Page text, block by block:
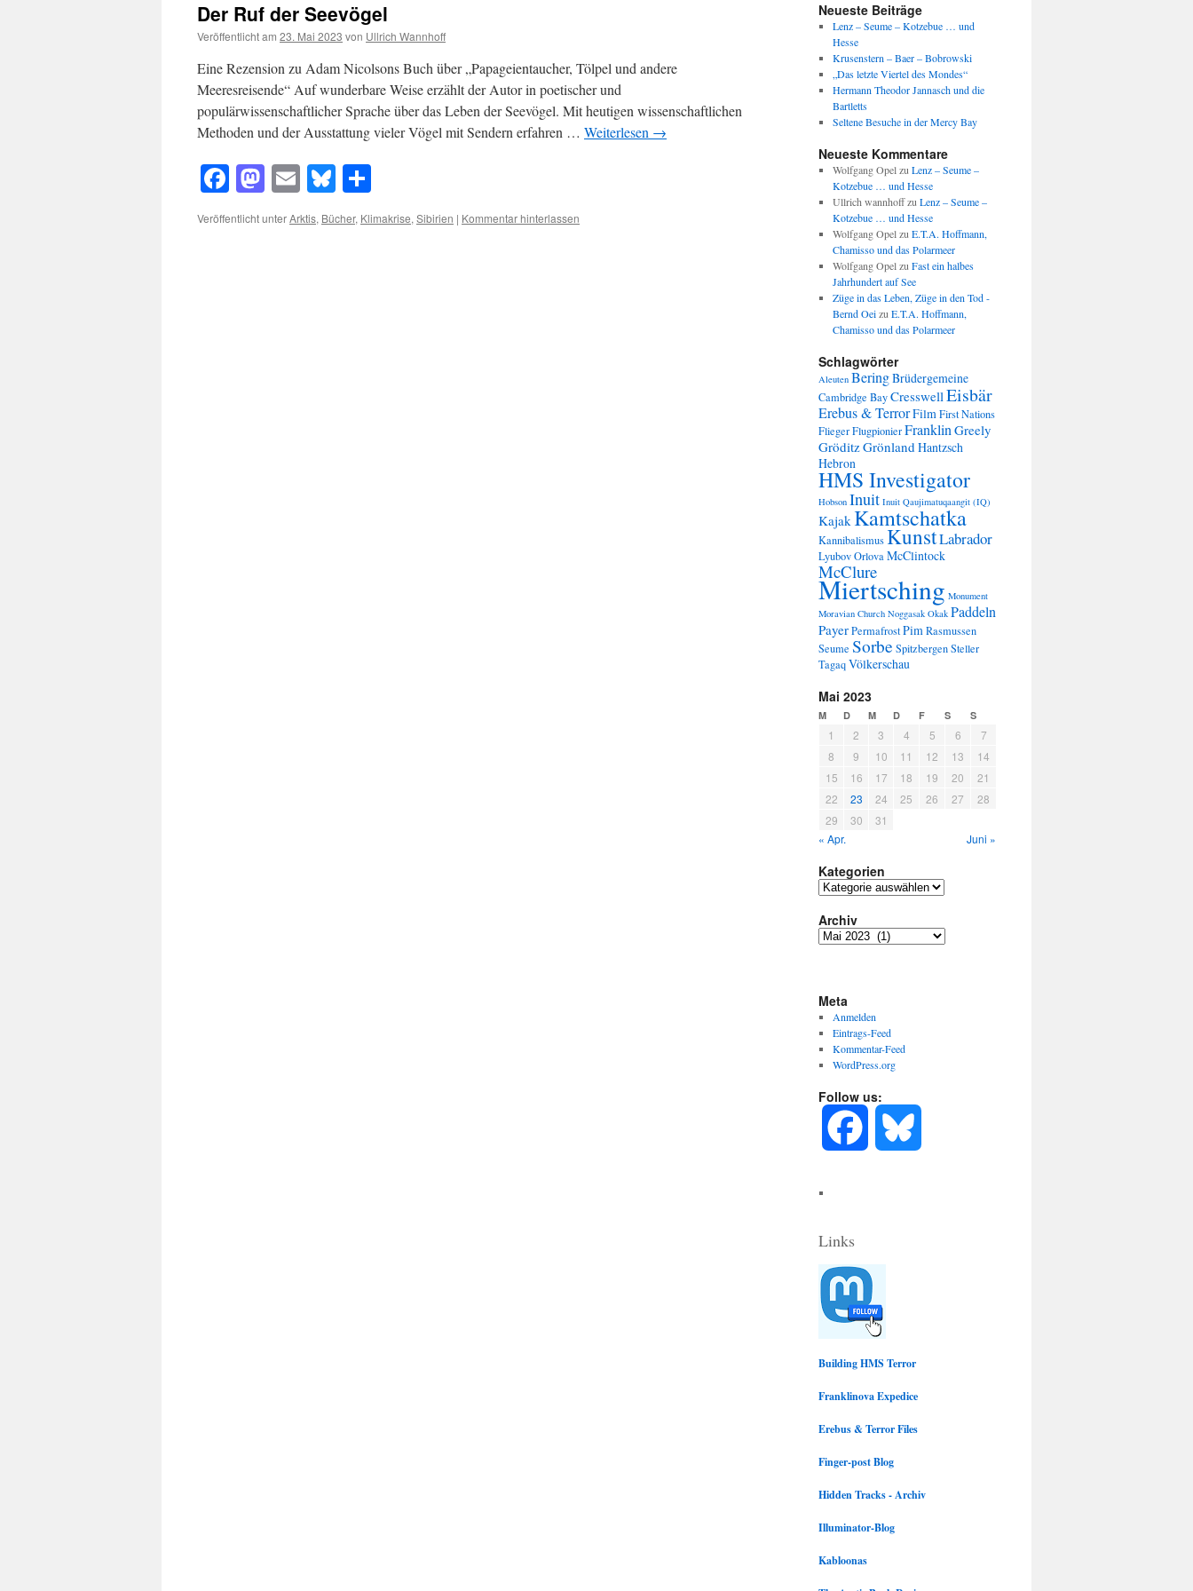
Der Ruf der Seevögel
Veröffentlicht am 23. Mai 2023 von Ullrich Wannhoff
Eine Rezension zu Adam Nicolsons Buch über „Papageientaucher, Tölpel und andere
Meeresreisende“ Auf wunderbare Weise erzählt der Autor in poetischer und
populärwissenschaftlicher Sprache über das Leben der Seevögel. Mit heutigen wissenschaftlichen
Methoden und der Ausstattung vieler Vögel mit Sendern erfahren … Weiterlesen →
Facebook
Mastodon
EmailBluesky
Veröffentlicht unterArktis, Bücher, Klimakrise,Sibirien | Kommentar hinterlassen
Neueste Beiträge
Lenz – Seume – Kotzebue … und
Hesse
Krusenstern – Baer – Bobrowski
„Das letzte Viertel des Mondes“
Hermann Theodor Jannasch und die
Bartletts
Seltene Besuche in der Mercy Bay
Neueste Kommentare
Wolfgang Opelzu Lenz – Seume –
Kotzebue … und Hesse
Ullrich wannhoffzu Lenz – Seume –
Kotzebue … und Hesse
Wolfgang Opelzu E.T.A. Hoffmann,
Chamisso und das Polarmeer
Wolfgang Opelzu Fast ein halbes
Jahrhundert auf See
Züge in das Leben, Züge in den Tod -
Bernd Oeizu E.T.A. Hoffmann,
Chamisso und das Polarmeer
Schlagwörter
Aleuten BeringBrüdergemeine
Cambridge BayCresswellEisbär
Erebus & TerrorFilmFirst Nations
FliegerFlugpionierFranklinGreely
GröditzGrönlandHantzsch
Hebron
HMS Investigator
Hobson Inuit Inuit Qaujimatuqaangit (IQ)
Kajak Kamtschatka
KannibalismusKunstLabrador
Lyubov Orlova McClintock
McClure
Miertsching Monument
Moravian Church Noggasak Okak Paddeln
PayerPermafrostPimRasmussen
Seume Sorbe SpitzbergenSteller
TagaqVölkerschau
Mai 2023
M D M D F S S
1 2 3 4 5 6
7
8
9 10 11 12 13
14
15
16 17 18 19 20
21
22
23 24 25 26 27
28
29
30
31
« Apr.
Juni »
Kategorien
Kategorien
Archiv
Archiv
Meta
Anmelden
Eintrags-Feed
Kommentar-Feed
WordPress.org
Follow us:
b
o
o
Links
Building HMS Terror
Franklinova Expedice
Erebus & Terror Files
Finger-post Blog
Hidden Tracks - Archiv
Illuminator-Blog
Kabloonas